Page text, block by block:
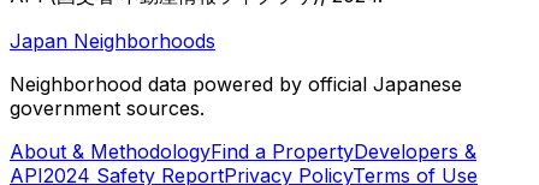
Japan Neighborhoods
Neighborhood data powered by official Japanese
government sources.
About & MethodologyFind a PropertyDevelopers &
API2024 Safety ReportPrivacy PolicyTerms of Use